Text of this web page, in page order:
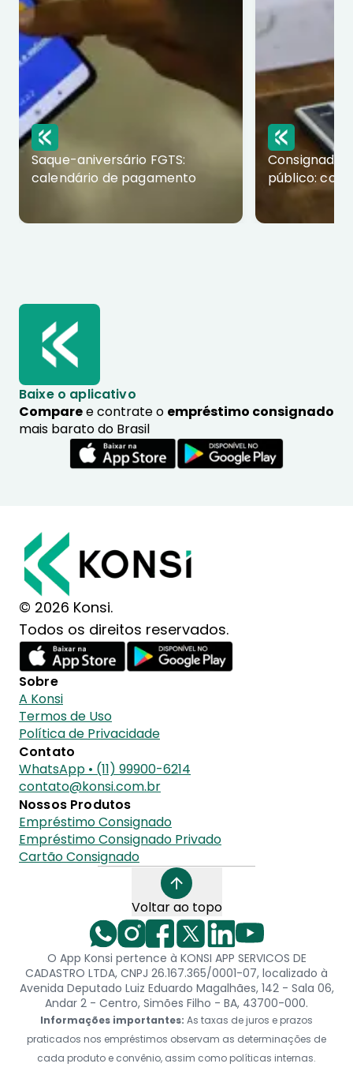
Saque-aniversário FGTS:
calendário de pagamento
Consignado
público:
Baixe o aplicativo
Comparee contrate o empréstimo consignado
mais barato do Brasil
© 2026 Konsi.
Todos os direitos reservados.
Sobre
A Konsi
Termos de Uso
Política de Privacidade
Contato
WhatsApp • (11) 99900-6214
contato@konsi.com.br
Nossos Produtos
Empréstimo Consignado
Empréstimo Consignado Privado
Cartão Consignado
Voltar ao topo
O App Konsi pertence à KONSI APP SERVICOS DE
CADASTRO LTDA, CNPJ 26.167.365/0001-07, localizado à
Avenida Deputado Luiz Eduardo Magalhães, 142 - Sala 06,
Andar 2 - Centro, Simões Filho - BA, 43700-000.
Informações importantes: As taxas de juros e prazos
praticados nos empréstimos observam as determinações de
cada produto e convênio, assim como políticas internas.